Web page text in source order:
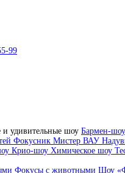
99
и удивительные шоу Бармен-
Фокусник Мистер ВАУ
Крио-шоу Химическое шоу
Фокусы с животными Шоу